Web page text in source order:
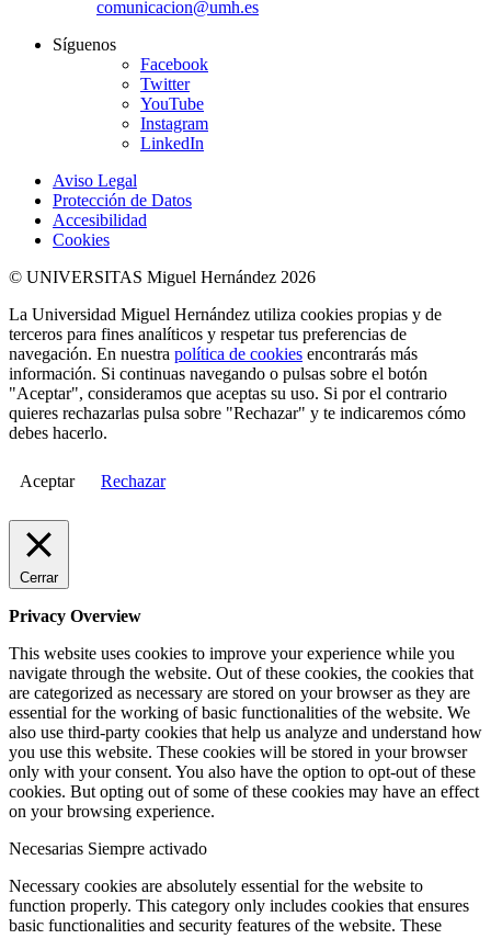
comunicacion@umh.es
Síguenos
Facebook
Twitter
YouTube
Instagram
LinkedIn
Aviso Legal
Protección de Datos
Accesibilidad
Cookies
© UNIVERSITAS Miguel Hernández 2026
La Universidad Miguel Hernández utiliza cookies propias y de
terceros para fines analíticos y respetar tus preferencias de
navegación. En nuestra política de cookies encontrarás más
información. Si continuas navegando o pulsas sobre el botón
"Aceptar", consideramos que aceptas su uso. Si por el contrario
quieres rechazarlas pulsa sobre "Rechazar" y te indicaremos cómo
debes hacerlo.
Aceptar Rechazar
Cerrar
Privacy Overview
This website uses cookies to improve your experience while you
navigate through the website. Out of these cookies, the cookies that
are categorized as necessary are stored on your browser as they are
essential for the working of basic functionalities of the website. We
also use third-party cookies that help us analyze and understand how
you use this website. These cookies will be stored in your browser
only with your consent. You also have the option to opt-out of these
cookies. But opting out of some of these cookies may have an effect
on your browsing experience.
Necesarias Siempre activado
Necessary cookies are absolutely essential for the website to
function properly. This category only includes cookies that ensures
basic functionalities and security features of the website. These